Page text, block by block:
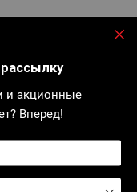
и акционные
Вперед!